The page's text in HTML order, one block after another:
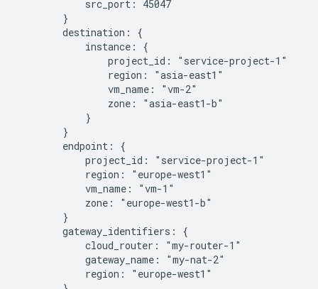
            src_port: 45047
        }
        destination: {
            instance: {
                project_id: "service-project-1"
                region: "asia-east1"
                vm_name: "vm-2"
                zone: "asia-east1-b"
            }
        }
        endpoint: {
            project_id: "service-project-1"
            region: "europe-west1"
            vm_name: "vm-1"
            zone: "europe-west1-b"
        }
        gateway_identifiers: {
            cloud_router: "my-router-1"
            gateway_name: "my-nat-2"
            region: "europe-west1"